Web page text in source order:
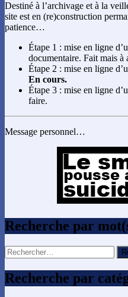
Destiné à l’archivage et à la
site est en (re)construction
patience…
Étape 1 : mise en ligne
documentaire. Fait mais à
Étape 2 : mise en ligne
En cours.
Étape 3 : mise en ligne
faire.
Message personnel…
Recherche par
Rechercher :
Recherche par